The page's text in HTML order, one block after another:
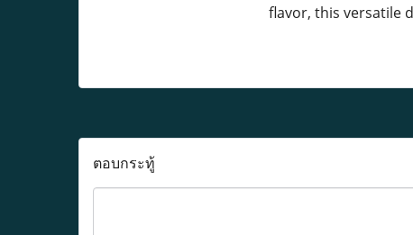
flavor, this versatile
ตอบกระทู้